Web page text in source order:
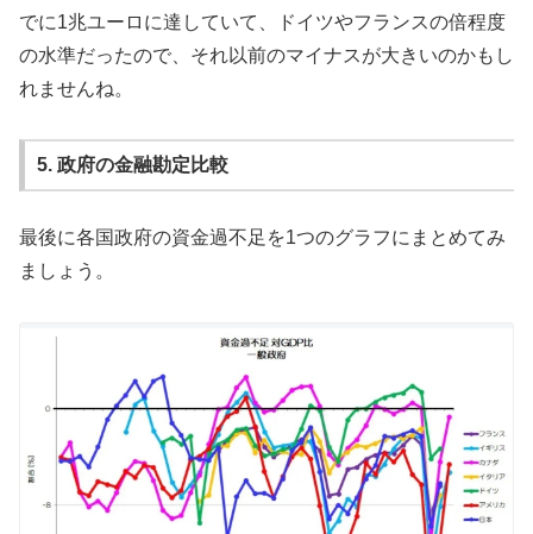
でに1兆ユーロに達していて、ドイツやフランスの倍程度
の水準だったので、それ以前のマイナスが大きいのかもし
れませんね。
5. 政府の金融勘定比較
最後に各国政府の資金過不足を1つのグラフにまとめてみ
ましょう。